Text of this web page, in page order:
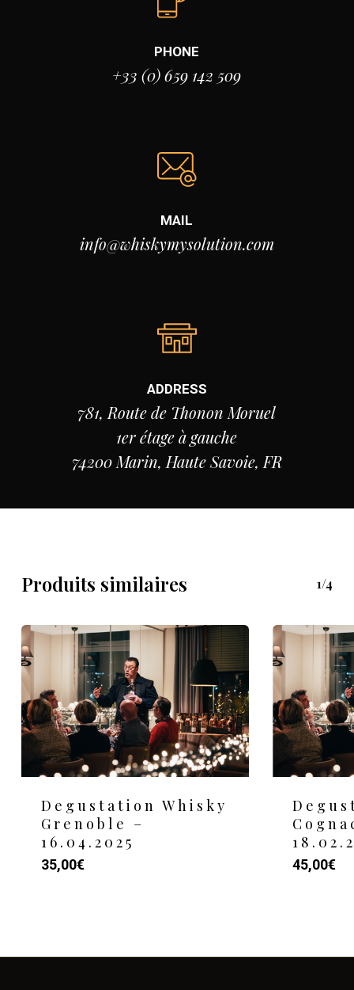
PHONE
+33 (0) 659 142 509
MAIL
info@whiskymysolution.com
ADDRESS
781, Route de Thonon Moruel
1er étage à gauche
74200 Marin, Haute Savoie, FR
Produits similaires 1/4
Degustation Whisky
Grenoble –
16.04.2025
35,00€ 45,00€